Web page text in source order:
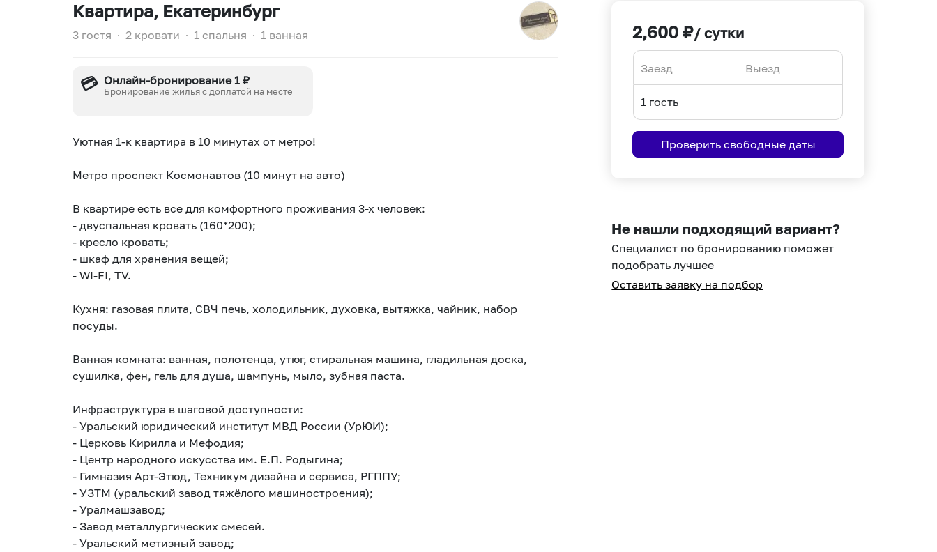
Квартира, Екатеринбург
3 гостя ∙ 2 кровати ∙ 1 спальня ∙ 1 ванная
💳 Онлайн-бронирование 1 ₽
Бронирование жилья с доплатой на месте
Уютная 1-к квартира в 10 минутах от метро!
Метро проспект Космонавтов (10 минут на авто)
В квартире есть все для комфортного проживания 3-х человек:
- двуспальная кровать (160*200);
- кресло кровать;
- шкаф для хранения вещей;
- WI-FI, ТV.
Кухня: газовая плита, СВЧ печь, холодильник, духовка, вытяжка, чайник, набор
посуды.
Ванная комната: ванная, полотенца, утюг, стиральная машина, гладильная доска,
сушилка, фен, гель для душа, шампунь, мыло, зубная паста.
Инфраструктура в шаговой доступности:
- Уральский юридический институт МВД России (УрЮИ);
- Церковь Кирилла и Мефодия;
- Центр народного искусства им. Е.П. Родыгина;
- Гимназия Арт-Этюд, Техникум дизайна и сервиса, РГППУ;
- УЗТМ (уральский завод тяжёлого машиностроения);
- Уралмашзавод;
- Завод металлургических смесей.
- Уральский метизный завод;
2,600 ₽/ сутки
forward
interact
with
select
a
date.
the
interact
with
select
a
the
Проверить свободные даты
Не нашли подходящий вариант?
Специалист по бронированию поможет
подобрать лучшее
Оставить заявку на подбор